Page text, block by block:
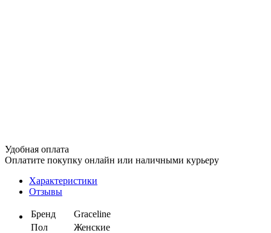
Удобная оплата
Оплатите покупку онлайн или наличными курьеру
Характеристики
Отзывы
Бренд
Graceline
Пол
Женские